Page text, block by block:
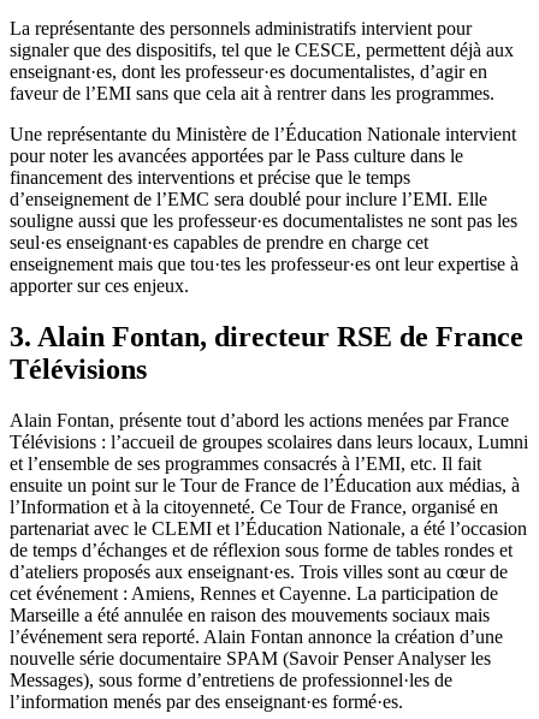
La représentante des personnels administratifs intervient pour
signaler que des dispositifs, tel que le CESCE, permettent déjà aux
enseignant·es, dont les professeur·es documentalistes, d’agir en
faveur de l’EMI sans que cela ait à rentrer dans les programmes.
Une représentante du Ministère de l’Éducation Nationale intervient
pour noter les avancées apportées par le Pass culture dans le
financement des interventions et précise que le temps
d’enseignement de l’EMC sera doublé pour inclure l’EMI. Elle
souligne aussi que les professeur·es documentalistes ne sont pas les
seul·es enseignant·es capables de prendre en charge cet
enseignement mais que tou·tes les professeur·es ont leur expertise à
apporter sur ces enjeux.
3. Alain Fontan, directeur RSE de France
Télévisions
Alain Fontan, présente tout d’abord les actions menées par France
Télévisions : l’accueil de groupes scolaires dans leurs locaux, Lumni
et l’ensemble de ses programmes consacrés à l’EMI, etc. Il fait
ensuite un point sur le Tour de France de l’Éducation aux médias, à
l’Information et à la citoyenneté. Ce Tour de France, organisé en
partenariat avec le CLEMI et l’Éducation Nationale, a été l’occasion
de temps d’échanges et de réflexion sous forme de tables rondes et
d’ateliers proposés aux enseignant·es. Trois villes sont au cœur de
cet événement : Amiens, Rennes et Cayenne. La participation de
Marseille a été annulée en raison des mouvements sociaux mais
l’événement sera reporté. Alain Fontan annonce la création d’une
nouvelle série documentaire SPAM (Savoir Penser Analyser les
Messages), sous forme d’entretiens de professionnel·les de
l’information menés par des enseignant·es formé·es.